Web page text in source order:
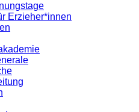
Erzieher*innen